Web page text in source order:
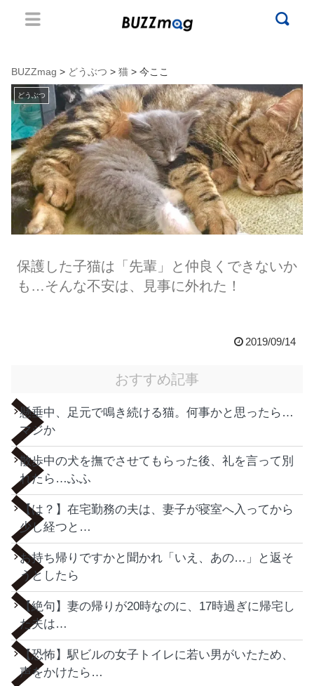
BUZZmag > どうぶつ > 猫 > 今ここ
どうぶつ
保護した子猫は「先輩」と仲良くできないか
も…そんな不安は、見事に外れた！
2019/09/14
おすすめ記事
懸垂中、足元で鳴き続ける猫。何事かと思ったら…
マジか
散歩中の犬を撫でさせてもらった後、礼を言って別
れたら…ふふ
【は？】在宅勤務の夫は、妻子が寝室へ入ってから
少し経つと…
お持ち帰りですかと聞かれ「いえ、あの…」と返そ
うとしたら
【絶句】妻の帰りが20時なのに、17時過ぎに帰宅し
た夫は…
【恐怖】駅ビルの女子トイレに若い男がいたため、
声をかけたら…